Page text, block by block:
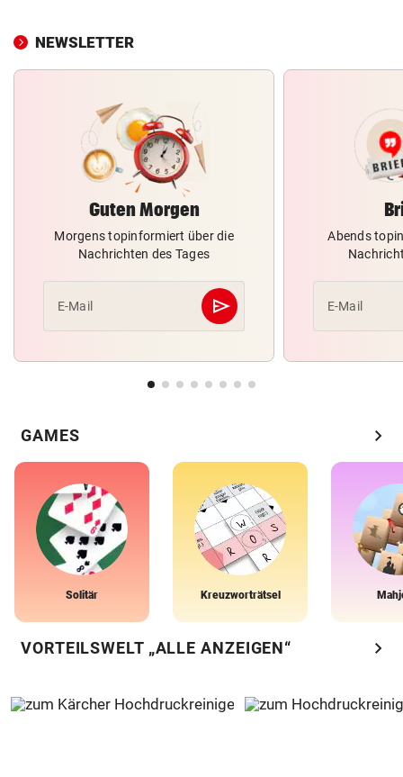
NEWSLETTER
Guten Morgen
Morgens topinformiert über die
Nachrichten des Tages
E-Mail send
Abschicken
Abends
E-Mail
GAMES chevron_right
Solitär Kreuzworträtsel
VORTEILSWELT „ALLE ANZEIGEN“ chevron_right